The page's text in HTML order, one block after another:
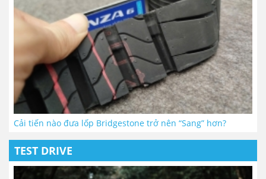
Cải tiến nào đưa lốp Bridgestone trở nên “Sang” hơn?
TEST DRIVE